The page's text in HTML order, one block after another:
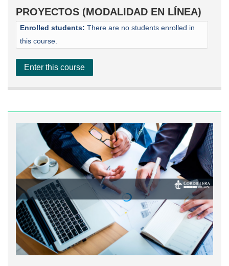
PROYECTOS (MODALIDAD EN LÍNEA)
Enrolled students: There are no students enrolled in
this course.
Enter this course